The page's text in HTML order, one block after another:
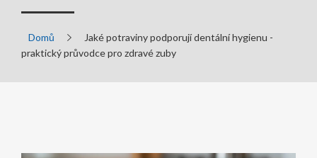
Domů
Jaké potraviny podporují dentální hygienu -
praktický průvodce pro zdravé zuby